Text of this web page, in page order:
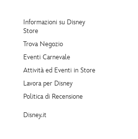
Informazioni su Disney
Store
Trova Negozio
Eventi Carnevale
Attività ed Eventi in Store
Lavora per Disney
Politica di Recensione
Disney.it